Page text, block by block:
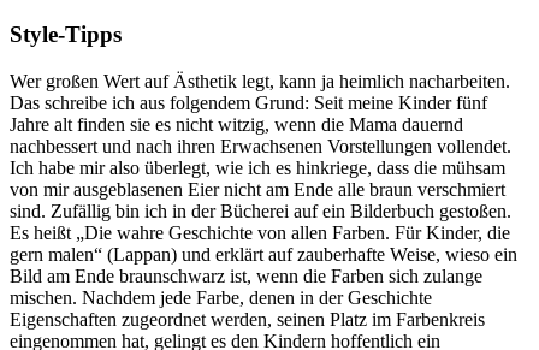
Style-Tipps
Wer großen Wert auf Ästhetik legt, kann ja heimlich nacharbeiten.
Das schreibe ich aus folgendem Grund: Seit meine Kinder fünf
Jahre alt finden sie es nicht witzig, wenn die Mama dauernd
nachbessert und nach ihren Erwachsenen Vorstellungen vollendet.
Ich habe mir also überlegt, wie ich es hinkriege, dass die mühsam
von mir ausgeblasenen Eier nicht am Ende alle braun verschmiert
sind. Zufällig bin ich in der Bücherei auf ein Bilderbuch gestoßen.
Es heißt „Die wahre Geschichte von allen Farben. Für Kinder, die
gern malen“ (Lappan) und erklärt auf zauberhafte Weise, wieso ein
Bild am Ende braunschwarz ist, wenn die Farben sich zulange
mischen. Nachdem jede Farbe, denen in der Geschichte
Eigenschaften zugeordnet werden, seinen Platz im Farbenkreis
eingenommen hat, gelingt es den Kindern hoffentlich ein